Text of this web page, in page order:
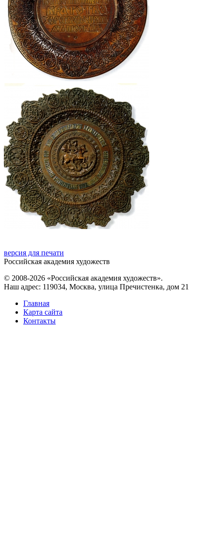
версия для печати
Российская академия художеств
© 2008-2026 «Российская академия художеств».
Наш адрес: 119034, Москва, улица Пречистенка, дом 21
Главная
Карта сайта
Контакты